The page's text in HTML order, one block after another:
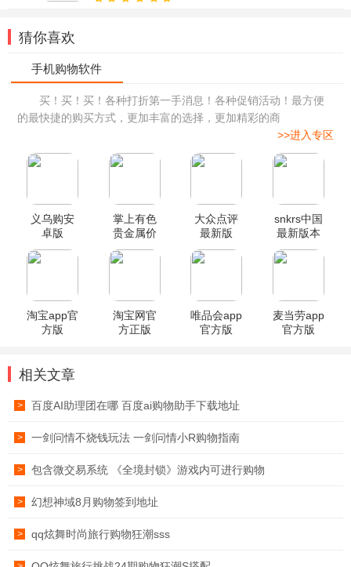
猜你喜欢
买！买！买！各种打折第一手消息！各种促销活动！最方便
的最快捷的购买方式，更加丰富的选择，更加精彩的商
>>进入专区
义乌购安
卓版
掌上有色
贵金属价
格app
大众点评
最新版
snkrs中国
最新版本
淘宝app官
方版
淘宝网官
方正版
唯品会app
官方版
麦当劳app
官方版
相关文章
> 百度AI助理团在哪 百度ai购物助手下载地址
> 一剑问情不烧钱玩法 一剑问情小R购物指南
> 包含微交易系统 《全境封锁》游戏内可进行购物
> 幻想神域8月购物签到地址
> qq炫舞时尚旅行购物狂潮sss